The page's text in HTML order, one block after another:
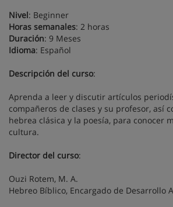
Nivel: Beginner
Horas semanales: 2 horas
Duración: 9 Meses
Idioma: Español
Descripción del curso:
Aprenda a leer y discutir artículos
compañeros de clases y su profesor, así
hebrea clásica y la poesía, para conocer
cultura.
Director del curso:
Ouzi Rotem, M. A.
Hebreo Bíblico, Encargado de Desarrollo